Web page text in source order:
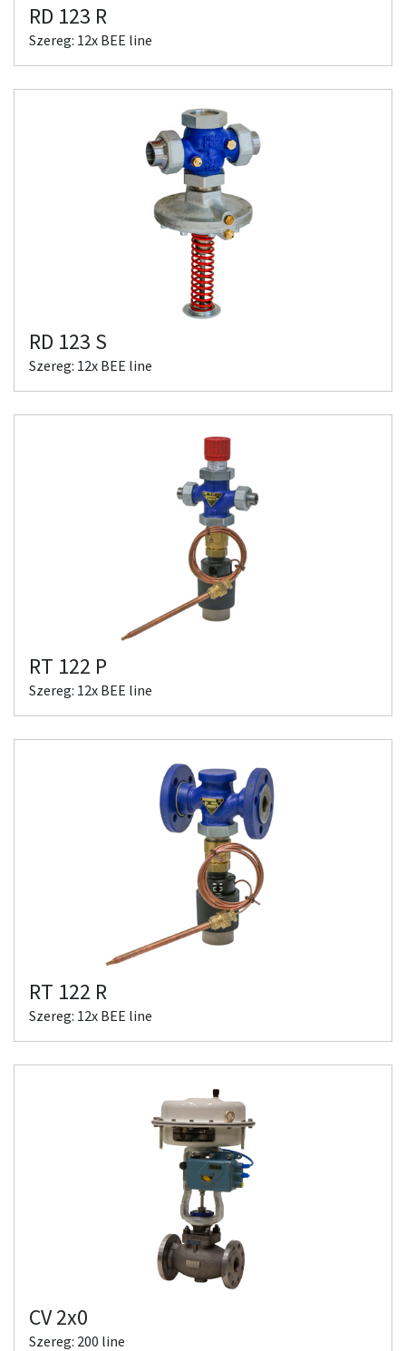
RD 123 R
Szereg: 12x BEE line
RD 123 S
Szereg: 12x BEE line
RT 122 P
Szereg: 12x BEE line
RT 122 R
Szereg: 12x BEE line
CV 2x0
Szereg: 200 line